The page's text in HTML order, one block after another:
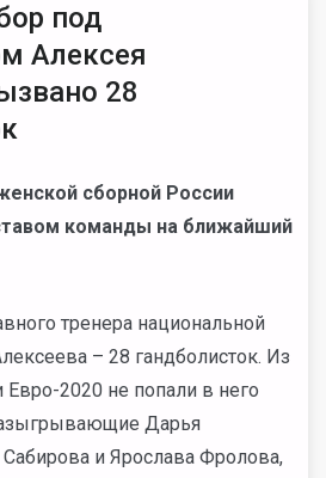
под
Алексея
28
сборной России
команды на ближайший
тренера национальной
– 28 гандболисток. Из
2020 не попали в него
Дарья
и Ярослава Фролова,